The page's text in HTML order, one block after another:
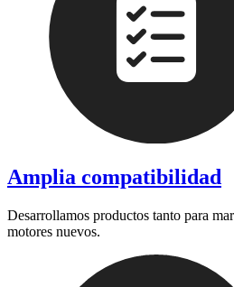
Amplia compatibilidad
Desarrollamos productos tanto para
motores nuevos.